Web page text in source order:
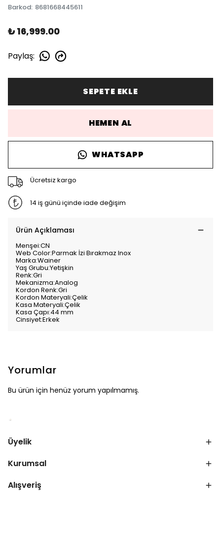
Barkod: 8681668445611
₺ 16,999.00
Paylaş:
SEPETE EKLE
HEMEN AL
WHATSAPP
Ücretsiz kargo
14 iş günü içinde iade değişim
Ürün Açıklaması
Menşei:CN
Web Color:Parmak İzi Bırakmaz Inox
Marka:Wainer
Yaş Grubu:Yetişkin
Renk:Gri
Mekanizma:Analog
Kordon Renk:Gri
Kordon Materyali:Çelik
Kasa Materyali:Çelik
Kasa Çapı:44 mm
Cinsiyet:Erkek
Yorumlar
Bu ürün için henüz yorum yapılmamış.
Üyelik
Kurumsal
Alışveriş